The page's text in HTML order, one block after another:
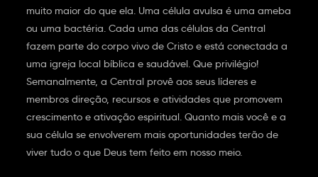
muito maior do que ela. Uma célula avulsa é uma ameba
ou uma bactéria. Cada uma das células da Central
fazem parte do corpo vivo de Cristo e está conectada a
uma igreja local bíblica e saudável. Que privilégio!
Semanalmente, a Central provê aos seus líderes e
membros direção, recursos e atividades que promovem
crescimento e ativação espiritual. Quanto mais você e a
sua célula se envolverem mais oportunidades terão de
viver tudo o que Deus tem feito em nosso meio.